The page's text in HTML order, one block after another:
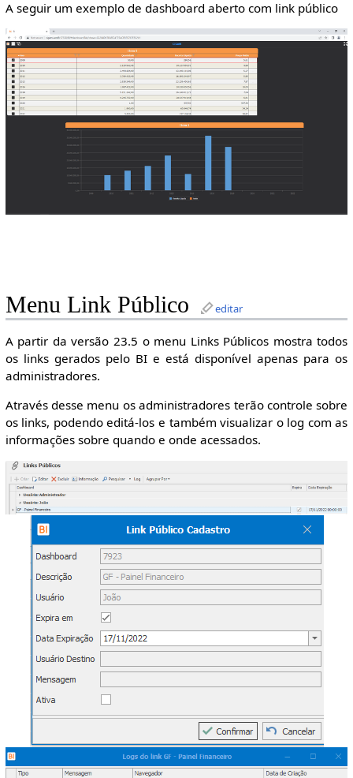
A seguir um exemplo de dashboard aberto com link público
Menu Link Público editar
A partir da versão 23.5 o menu Links Públicos mostra todos
os links gerados pelo BI e está disponível apenas para os
administradores.
Através desse menu os administradores terão controle sobre
os links, podendo editá-los e também visualizar o log com as
informações sobre quando e onde acessados.